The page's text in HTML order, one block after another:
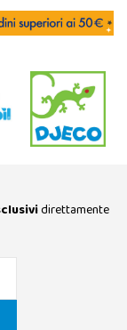
direttamente